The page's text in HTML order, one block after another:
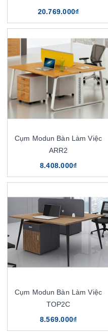
20.769.000₫
Cụm Modun Bàn Làm Việc
ARR2
8.408.000₫
Cụm Modun Bàn Làm Việc
TOP2C
8.569.000₫